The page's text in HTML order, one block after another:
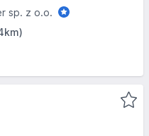
sp. z o.o.